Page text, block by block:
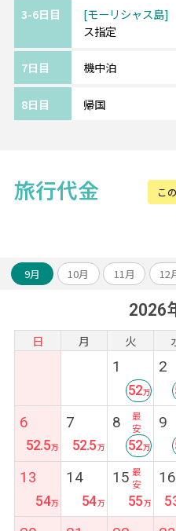
泊あたり3ユ
お支払いい
料金は12歳
3-6日目 モーリシャス島
ス指定
7日目 機中泊
8日目 帰国
旅行代金 こ
9月 10月 11月 12
2026
日 月 火
1
最
安
52
2
6
52.5
7
52.5
8
最
安
52
9
13
54
14
54
15
55
16